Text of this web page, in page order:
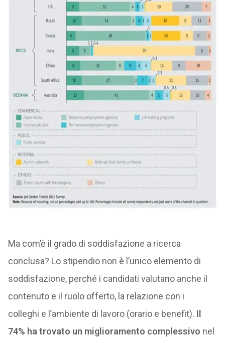
Ma com’è il grado di soddisfazione a ricerca
conclusa? Lo stipendio non è l’unico elemento di
soddisfazione, perché i candidati valutano anche il
contenuto e il ruolo offerto, la relazione con i
colleghi e l’ambiente di lavoro (orario e benefit). Il
74% ha trovato un miglioramento complessivo nel